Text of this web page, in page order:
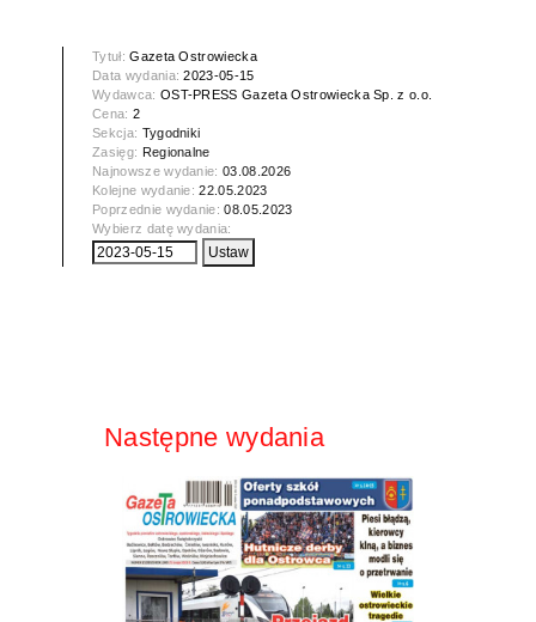
Tytuł:Gazeta Ostrowiecka
Data wydania:2023-05-15
Wydawca: OST-PRESS Gazeta Ostrowiecka Sp. z o.o.
Cena: 2
Sekcja: Tygodniki
Zasięg: Regionalne
Najnowsze wydanie:03.08.2026
Kolejne wydanie:22.05.2023
Poprzednie wydanie:08.05.2023
Wybierz datę wydania:
Następne wydania